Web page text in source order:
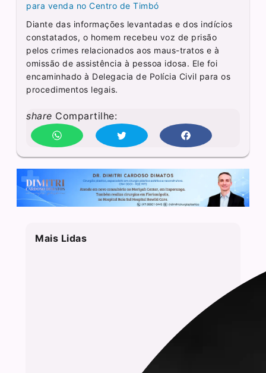
para venda no Centro de Timbó
Diante das informações levantadas e dos indícios
constatados, o homem recebeu voz de prisão
pelos crimes relacionados aos maus-tratos e à
omissão de assistência à pessoa idosa. Ele foi
encaminhado à Delegacia de Polícia Civil para os
procedimentos legais.
share Compartilhe:
Mais Lidas